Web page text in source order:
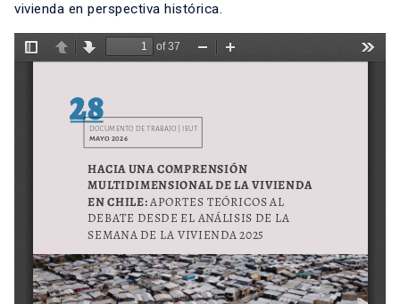
vivienda en perspectiva histórica.